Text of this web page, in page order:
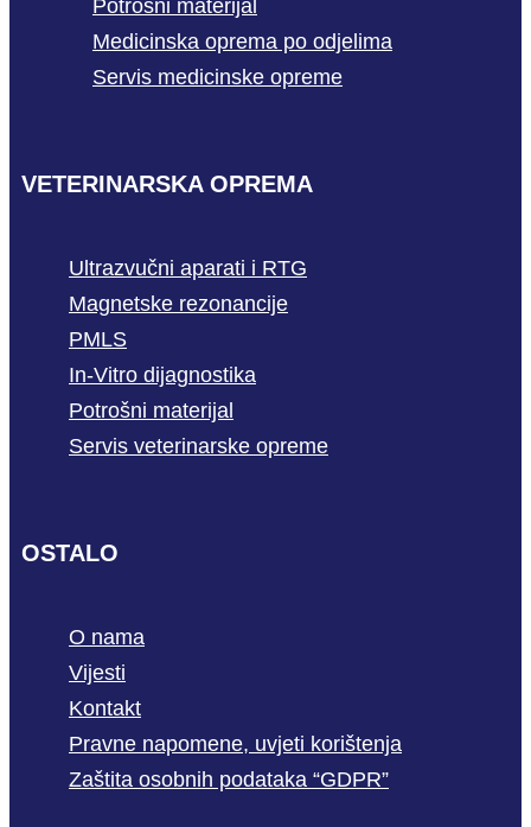
Potrošni materijal
Medicinska oprema po odjelima
Servis medicinske opreme
VETERINARSKA OPREMA
Ultrazvučni aparati i RTG
Magnetske rezonancije
PMLS
In-Vitro dijagnostika
Potrošni materijal
Servis veterinarske opreme
OSTALO
O nama
Vijesti
Kontakt
Pravne napomene, uvjeti korištenja
Zaštita osobnih podataka “GDPR”